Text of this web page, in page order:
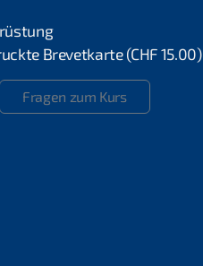
Brevetkarte (CHF 15.00)
Fragen zum Kurs